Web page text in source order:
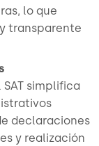
lo que
transparente
simplifica
declaraciones
y realización